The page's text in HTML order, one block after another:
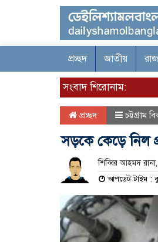
প্রচ্ছদ জাতীয়
সংবাদ শিরোনাম:
প্রচ্ছদ চট্টগ্রাম
সড়কে কেড়ে নিল
শিব্বির আহমদ রানা,
আপডেট টাইম :